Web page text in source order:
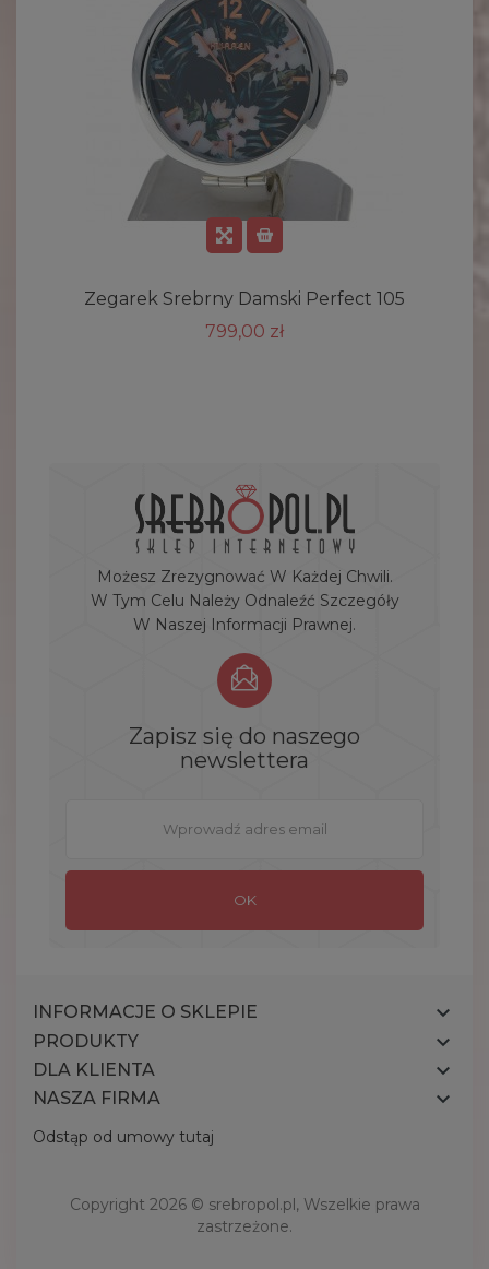
Zegarek Srebrny Damski Perfect 105
799,00 zł
Możesz Zrezygnować W Każdej Chwili.
W Tym Celu Należy Odnaleźć Szczegóły
W Naszej Informacji Prawnej.
Zapisz się do naszego
newslettera
INFORMACJE O SKLEPIE 
PRODUKTY 
DLA KLIENTA 
NASZA FIRMA 
Odstąp od umowy tutaj
Copyright 2026 © srebropol.pl, Wszelkie prawa
zastrzeżone.